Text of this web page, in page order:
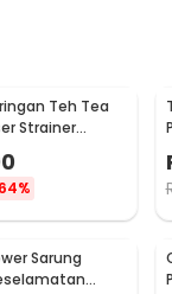
Teh Tea
Strainer
Silicon - MR03
64%
Sarung